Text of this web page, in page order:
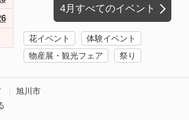
4月すべてのイベント
花イベント
体験イベント
物産展・観光フェア
祭り
旭川市